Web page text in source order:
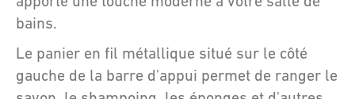
bains.
Le panier en fil métallique situé sur le côté
gauche de la barre d'appui permet de ranger le